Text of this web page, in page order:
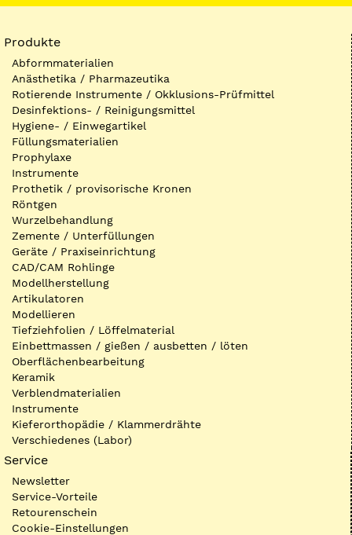
Produkte
Abformmaterialien
Anästhetika / Pharmazeutika
Rotierende Instrumente / Okklusions-Prüfmittel
Desinfektions- / Reinigungsmittel
Hygiene- / Einwegartikel
Füllungsmaterialien
Prophylaxe
Instrumente
Prothetik / provisorische Kronen
Röntgen
Wurzelbehandlung
Zemente / Unterfüllungen
Geräte / Praxiseinrichtung
CAD/CAM Rohlinge
Modellherstellung
Artikulatoren
Modellieren
Tiefziehfolien / Löffelmaterial
Einbettmassen / gießen / ausbetten / löten
Oberflächenbearbeitung
Keramik
Verblendmaterialien
Instrumente
Kieferorthopädie / Klammerdrähte
Verschiedenes (Labor)
Service
Newsletter
Service-Vorteile
Retourenschein
Cookie-Einstellungen